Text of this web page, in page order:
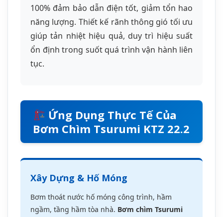
Xây Dựng & Hố Móng
Bơm thoát nước hố móng công trình, hầm
xưởng vừa.
Khai Thác Mỏ
Thoát nước mỏ khai thác, hầm lò.
nước thải 2.2kw hoạt động ổn định trong môi
trường nhiều bụi và chất rắn. Khả năng chống